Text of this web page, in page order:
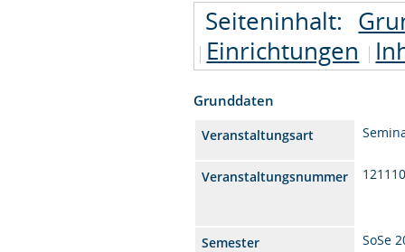
Seiteninhalt:
Einrichtungen
Grunddaten
Veranstaltungsart
Veranstaltungsnummer
Semester SoSe